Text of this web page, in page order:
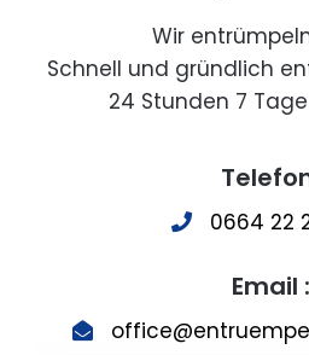
Wir
Schnell und gründlich
24 Stunden 7
0664 22
Email :